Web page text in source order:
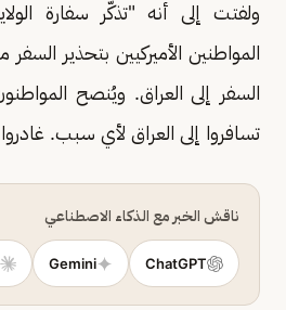
ولفتت إلى أنه "تذكّر سفارة
المواطنين الأميركيين بتحذير
السفر إلى العراق. ويُنصح
تسافروا إلى العراق لأي سبب.
ناقش الخبر مع الذكاء الاصطناعي
ChatGPT
Gemini